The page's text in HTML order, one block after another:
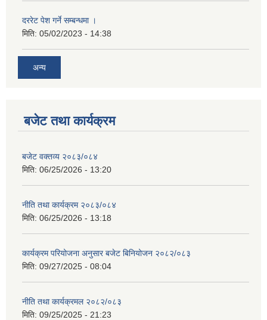
दररेट पेश गर्ने सम्बन्धमा ।
मिति: 05/02/2023 - 14:38
अन्य
बजेट तथा कार्यक्रम
बजेट वक्तव्य २०८३/०८४
मिति: 06/25/2026 - 13:20
नीति तथा कार्यक्रम २०८३/०८४
मिति: 06/25/2026 - 13:18
कार्यक्रम परियोजना अनुसार बजेट बिनियोजन २०८२/०८३
मिति: 09/27/2025 - 08:04
नीति तथा कार्यक्रमल २०८२/०८३
मिति: 09/25/2025 - 21:23